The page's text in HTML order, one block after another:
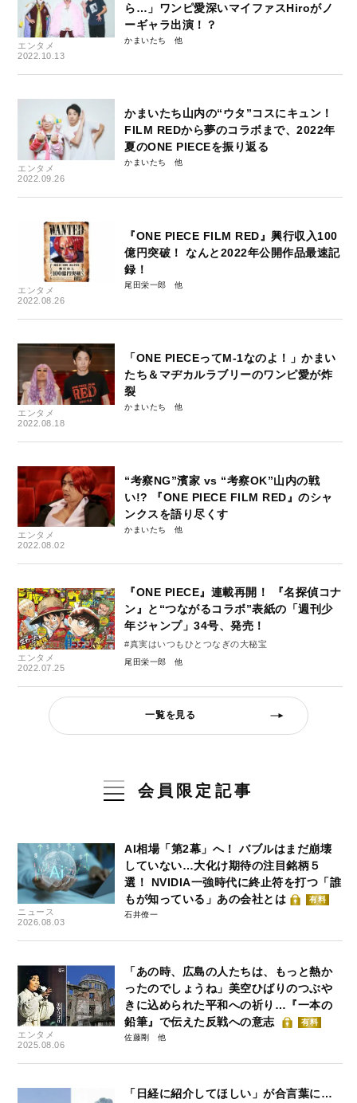
エンタメ
2022.10.13
ら…」ワンピ愛深いマイファスHiroがノ
ーギャラ出演！？
かまいたち
エンタメ
2022.09.26
かまいたち山内の“ウタ”コスにキュン！
FILM REDから夢のコラボまで、2022年
夏のONE PIECEを振り返る
かまいたち
エンタメ
2022.08.26
『ONE PIECE FILM RED』興行収入100
億円突破！ なんと2022年公開作品最速記
録！
尾田栄一郎
エンタメ
2022.08.18
「ONE PIECEってM-1なのよ！」かまい
たち＆マヂカルラブリーのワンピ愛が炸
裂
かまいたち
エンタメ
2022.08.02
“考察NG”濱家 vs “考察OK”山内の戦
い!? 『ONE PIECE FILM RED』のシャ
ンクスを語り尽くす
かまいたち
エンタメ
2022.07.25
『ONE PIECE』連載再開！ 『名探偵コナ
ン』と“つながるコラボ”表紙の「週刊少
年ジャンプ」34号、発売！
#真実はいつもひとつなぎの⼤秘宝
尾田栄一郎
一覧を見る
会員限定記事
ニュース
2026.08.03
AI相場「第2幕」へ！ バブルはまだ崩壊
していない…大化け期待の注目銘柄５
選！ NVIDIA一強時代に終止符を打つ「誰
もが知っている」あの会社とは
有料
石井僚一
エンタメ
2025.08.06
「あの時、広島の人たちは、もっと熱か
ったのでしょうね」美空ひばりのつぶや
きに込められた平和への祈り…『一本の
鉛筆』で伝えた反戦への意志
有料
佐藤剛
「日経に紹介してほしい」が合言葉に…